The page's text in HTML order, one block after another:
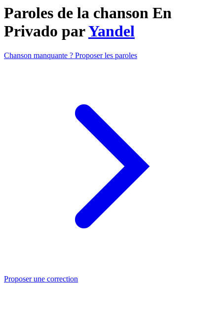
Paroles de la chanson En
Privado parYandel
Chanson manquante ? Proposer les paroles
Proposer une correction